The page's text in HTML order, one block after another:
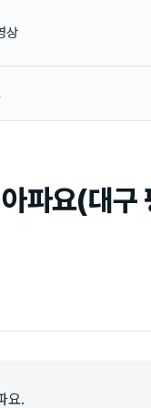
상
파요(대구
요.